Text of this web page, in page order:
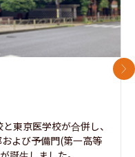
東京医学校が合併し、
よび予備門(第一高等
次